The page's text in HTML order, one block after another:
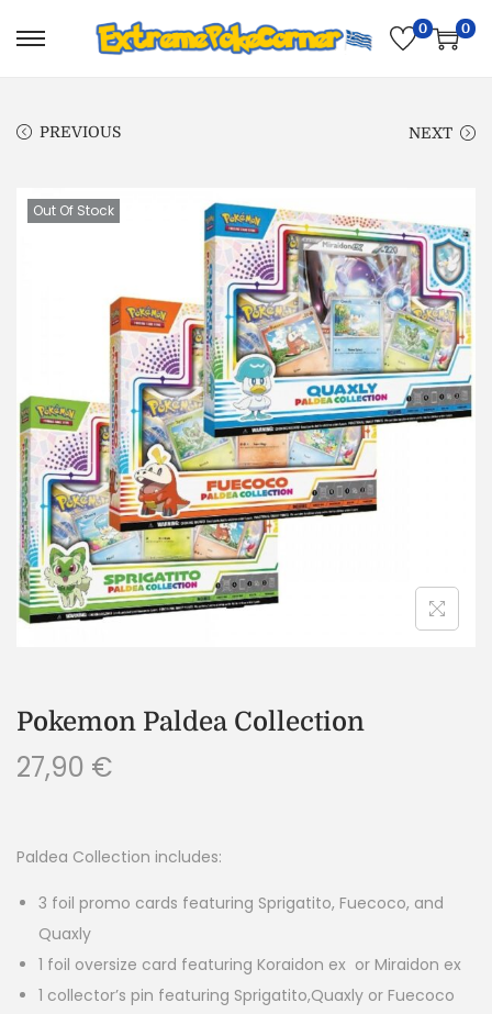
0 0
PREVIOUS NEXT
Out Of Stock
Pokemon Paldea Collection
27,90 €
Paldea Collection includes:
3 foil promo cards featuring Sprigatito, Fuecoco, and
Quaxly
1 foil oversize card featuring Koraidon ex or Miraidon ex
1 collector’s pin featuring Sprigatito,Quaxly or Fuecoco